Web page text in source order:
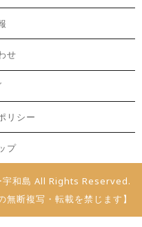
せ
リシー
プ
和島 All Rights Reserved.
無断複写・転載を禁じます】